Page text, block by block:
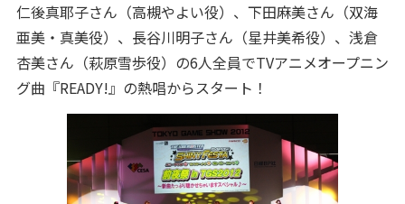
仁後真耶子さん（高槻やよい役）、下田麻美さん（双海
亜美・真美役）、長谷川明子さん（星井美希役）、浅倉
杏美さん（萩原雪歩役）の6人全員でTVアニメオープニン
グ曲『READY!』の熱唱からスタート！